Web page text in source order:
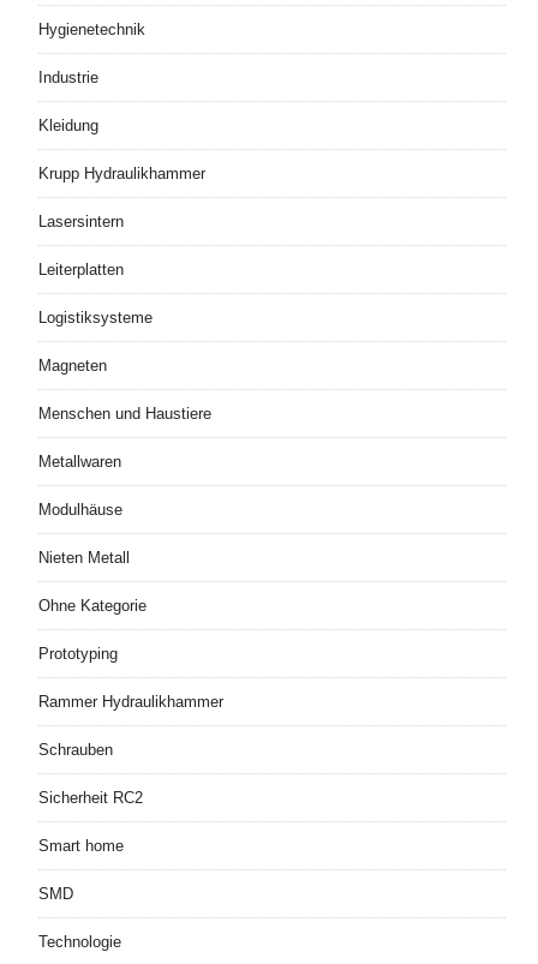
Hygienetechnik
Industrie
Kleidung
Krupp Hydraulikhammer
Lasersintern
Leiterplatten
Logistiksysteme
Magneten
Menschen und Haustiere
Metallwaren
Modulhäuse
Nieten Metall
Ohne Kategorie
Prototyping
Rammer Hydraulikhammer
Schrauben
Sicherheit RC2
Smart home
SMD
Technologie